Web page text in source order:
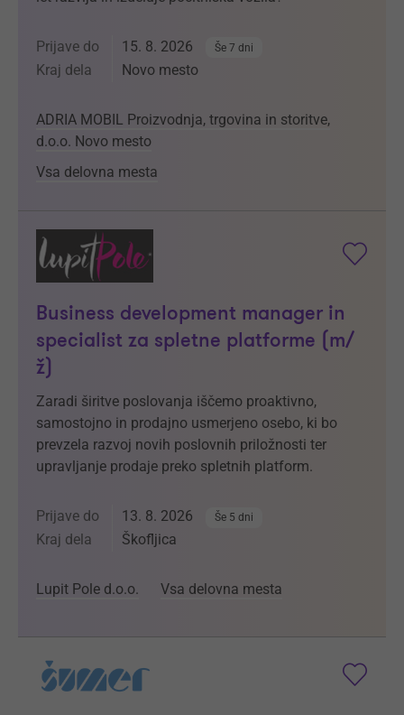
Prijave do 15. 8. 2026 Še 7 dni
Kraj dela Novo mesto
ADRIA MOBIL Proizvodnja, trgovina in storitve,
d.o.o. Novo mesto
Vsa delovna mesta
Business development manager in
specialist za spletne platforme (m/
ž)
Zaradi širitve poslovanja iščemo proaktivno,
samostojno in prodajno usmerjeno osebo, ki bo
prevzela razvoj novih poslovnih priložnosti ter
upravljanje prodaje preko spletnih platform.
Prijave do 13. 8. 2026 Še 5 dni
Kraj dela Škofljica
Lupit Pole d.o.o. Vsa delovna mesta